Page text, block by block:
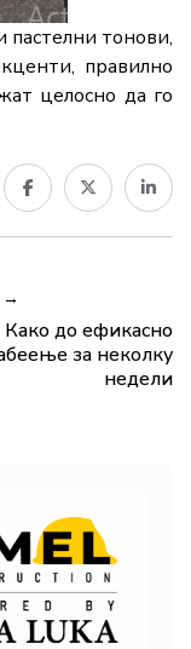
пастелни тонови,
правилно
целосно да го
→
Како до ефикасно
за неколку
недели